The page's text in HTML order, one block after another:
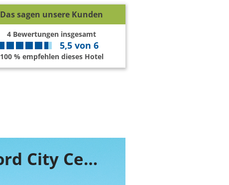
Das sagen unsere Kunden
4 Bewertungen insgesamt
5,5von 6
100 % empfehlen dieses Hotel
Buchen Sie jetzt ihr Zimmer im Westcord City Centre Hotel Amsterdam